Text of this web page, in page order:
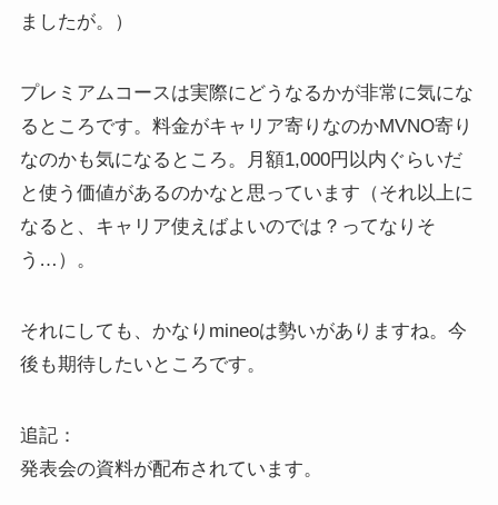
ましたが。）
プレミアムコースは実際にどうなるかが非常に気にな
るところです。料金がキャリア寄りなのかMVNO寄り
なのかも気になるところ。月額1,000円以内ぐらいだ
と使う価値があるのかなと思っています（それ以上に
なると、キャリア使えばよいのでは？ってなりそ
う…）。
それにしても、かなりmineoは勢いがありますね。今
後も期待したいところです。
追記：
発表会の資料が配布されています。